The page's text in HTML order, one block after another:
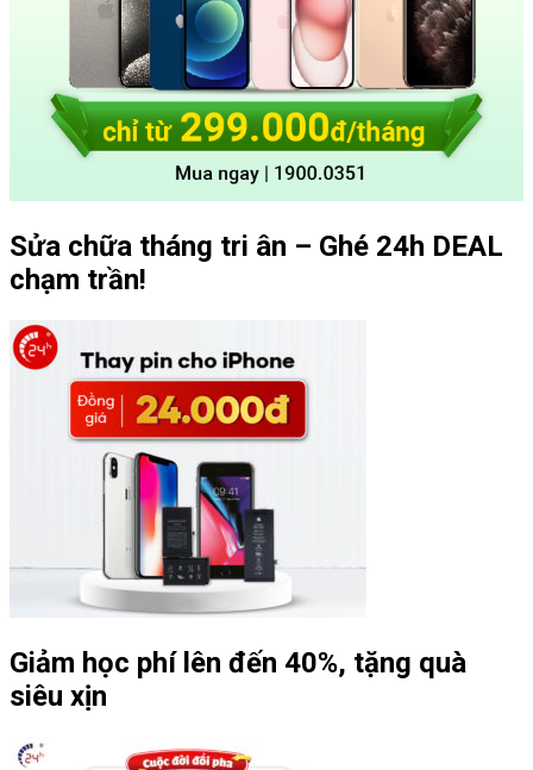
Sửa chữa tháng tri ân – Ghé 24h DEAL
chạm trần!
Giảm học phí lên đến 40%, tặng quà
siêu xịn